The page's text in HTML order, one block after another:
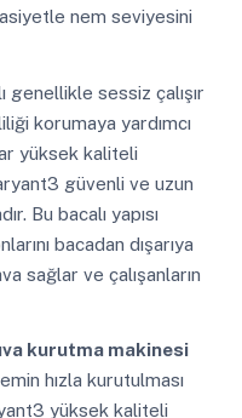
nem seviyesini
genellikle sessiz çalışır
korumaya yardımcı
yüksek kaliteli
güvenli ve uzun
Bu bacalı yapısı
bacadan dışarıya
sağlar ve çalışanların
kurutma makinesi
hızla kurutulması
yüksek kaliteli